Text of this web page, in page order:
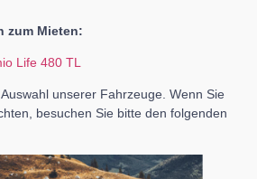
zum Mieten:
Life 480 TL
unserer Fahrzeuge. Wenn Sie
besuchen Sie bitte den folgenden